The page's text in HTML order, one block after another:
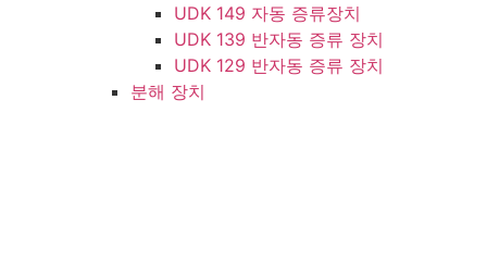
UDK 149 자동 증류장치
UDK 139 반자동 증류 장치
UDK 129 반자동 증류 장치
분해 장치